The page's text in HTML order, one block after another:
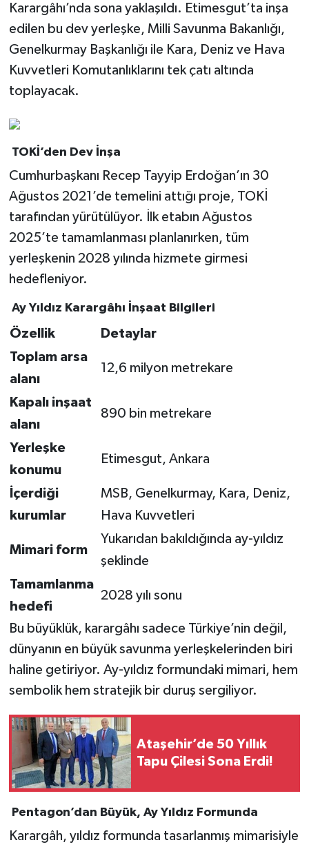
Karargâhı’nda sona yaklaşıldı. Etimesgut’ta inşa
edilen bu dev yerleşke, Milli Savunma Bakanlığı,
Genelkurmay Başkanlığı ile Kara, Deniz ve Hava
Kuvvetleri Komutanlıklarını tek çatı altında
toplayacak.
TOKİ’den Dev İnşa
Cumhurbaşkanı Recep Tayyip Erdoğan’ın 30
Ağustos 2021’de temelini attığı proje, TOKİ
tarafından yürütülüyor. İlk etabın Ağustos
2025’te tamamlanması planlanırken, tüm
yerleşkenin 2028 yılında hizmete girmesi
hedefleniyor.
Ay Yıldız Karargâhı İnşaat Bilgileri
Özellik
Detaylar
Toplam arsa
alanı
12,6 milyon metrekare
Kapalı inşaat
alanı
890 bin metrekare
Yerleşke
konumu
Etimesgut, Ankara
İçerdiği
kurumlar
MSB, Genelkurmay, Kara, Deniz,
Hava Kuvvetleri
Mimari form
Yukarıdan bakıldığında ay-yıldız
şeklinde
Tamamlanma
hedefi
2028 yılı sonu
Bu büyüklük, karargâhı sadece Türkiye’nin değil,
dünyanın en büyük savunma yerleşkelerinden biri
haline getiriyor. Ay-yıldız formundaki mimari, hem
sembolik hem stratejik bir duruş sergiliyor.
Ataşehir’de 50 Yıllık
Tapu Çilesi Sona Erdi!
Pentagon’dan Büyük, Ay Yıldız Formunda
Karargâh, yıldız formunda tasarlanmış mimarisiyle